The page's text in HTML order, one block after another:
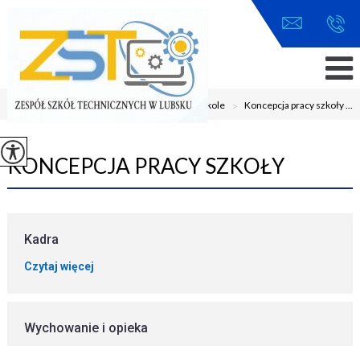
Jesteś tutaj:Home > Szkoła > O szkole > Koncepcja pracy szkoły ...
KONCEPCJA PRACY SZKOŁY
Kadra
Czytaj więcej
Wychowanie i opieka